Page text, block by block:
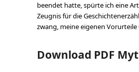
beendet hatte, spürte ich eine
Zeugnis für die
zwang, meine eigenen
Download PDF